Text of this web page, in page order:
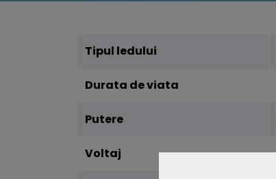
Tipul ledului
Durata de viata
Putere
Voltaj